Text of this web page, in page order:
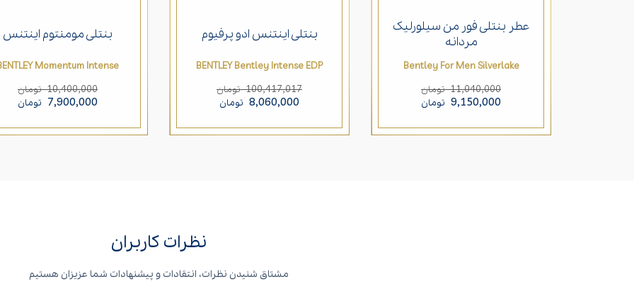
عطر بنتلی فور من سیلورلیک
مردانه
Bentley For Men Silverlake
11,040,000 تومان
9,150,000 تومان
بنتلی اینتنس ادو پرفیوم
BENTLEY Bentley Intense EDP
100,417,017 تومان
8,060,000 تومان
بنتلی مومنتوم اینتنس
Momentum Intense
10,400,000 تومان
7,900,000 تومان
نظرات کاربران
مشتاق شنیدن نظرات، انتقادات و پیشنهادات شما عزیزان هستیم